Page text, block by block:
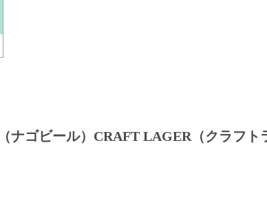
ゴビール）CRAFT LAGER（クラフト